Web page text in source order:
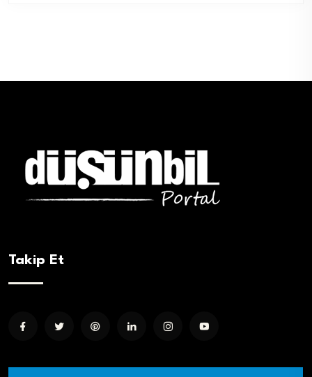
Takip Et